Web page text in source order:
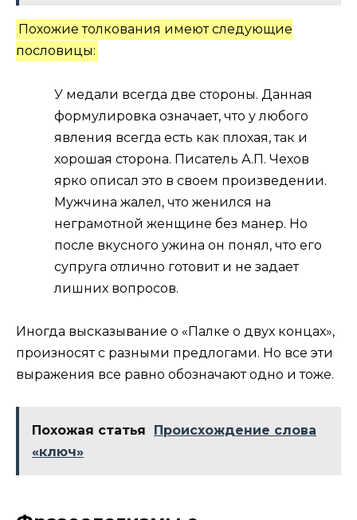
Похожие толкования имеют следующие
пословицы:
У медали всегда две стороны. Данная
формулировка означает, что у любого
явления всегда есть как плохая, так и
хорошая сторона. Писатель А.П. Чехов
ярко описал это в своем произведении.
Мужчина жалел, что женился на
неграмотной женщине без манер. Но
после вкусного ужина он понял, что его
супруга отлично готовит и не задает
лишних вопросов.
Иногда высказывание о «Палке о двух концах»,
произносят с разными предлогами. Но все эти
выражения все равно обозначают одно и тоже.
Похожая статья
Происхождение слова
«ключ»